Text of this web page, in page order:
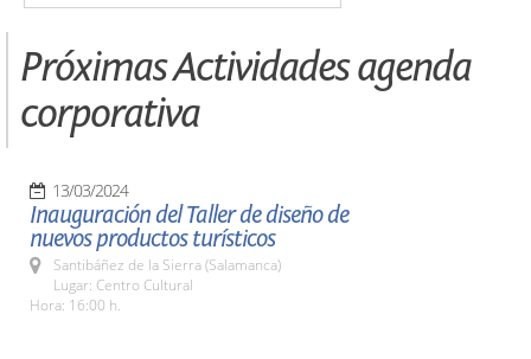
Próximas Actividades agenda
corporativa
13/03/2024
Inauguración del Taller de diseño de
nuevos productos turísticos
Santibáñez de la Sierra (Salamanca)
Lugar: Centro Cultural
Hora: 16:00 h.